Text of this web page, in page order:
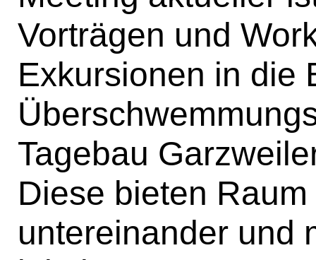
Vorträgen und
Exkursionen in die
Tagebau
Diese bieten
untereinander und